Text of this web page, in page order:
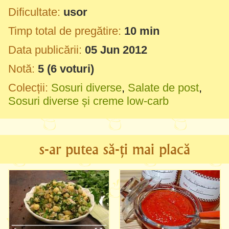
Dificultate: usor
Timp total de pregătire: 10 min
Data publicării: 05 Jun 2012
Notă: 5 (6 voturi)
Colecții: Sosuri diverse, Salate de post,
Sosuri diverse și creme low-carb
s-ar putea să-ți mai placă